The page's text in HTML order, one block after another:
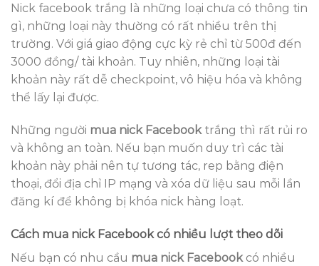
Nick facebook trắng là những loại chưa có thông tin
gì, những loại này thường có rất nhiều trên thị
trường. Với giá giao động cực kỳ rẻ chỉ từ 500đ đến
3000 đồng/ tài khoản. Tuy nhiên, những loại tài
khoản này rất dễ checkpoint, vô hiệu hóa và không
thể lấy lại được.
Những người mua nick Facebooktrắng thì rất rủi ro
và không an toàn. Nếu bạn muốn duy trì các tài
khoản này phải nên tự tương tác, rep bằng điện
thoại, đổi địa chỉ IP mạng và xóa dữ liệu sau mỗi lần
đăng kí để không bị khóa nick hàng loạt.
Cách mua nick Facebook có nhiều lượt theo dõi
Nếu bạn có nhu cầu mua nick Facebookcó nhiều